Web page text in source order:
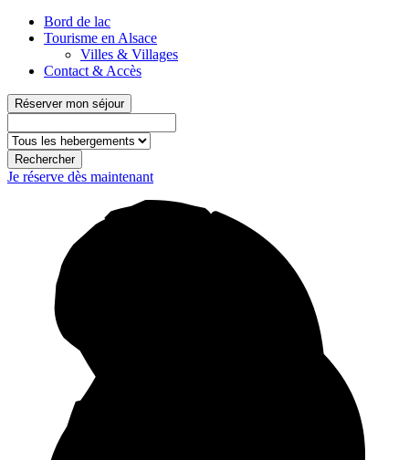
Bord de lac
Tourisme en Alsace
Villes & Villages
Contact & Accès
Réserver mon séjour
Rechercher
Je réserve dès maintenant